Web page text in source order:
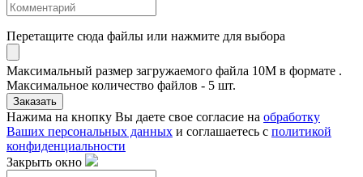
Перетащите сюда файлы или нажмите для выбора
Максимальный размер загружаемого файла 10M в формате .
Максимальное количество файлов - 5 шт.
Заказать
Нажима на кнопку Вы даете свое согласие на обработку
Ваших персональных данных и соглашаетесь с политикой
конфиденциальности
Закрыть окно